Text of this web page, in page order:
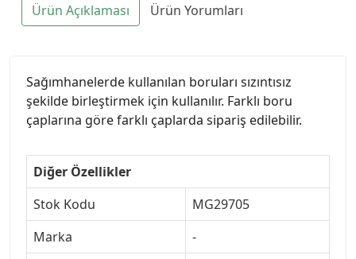
Ürün Açıklaması Ürün Yorumları
Sağımhanelerde kullanılan boruları sızıntısız
şekilde birleştirmek için kullanılır. Farklı boru
çaplarına göre farklı çaplarda sipariş edilebilir.
Diğer Özellikler
Stok Kodu
MG29705
Marka
-